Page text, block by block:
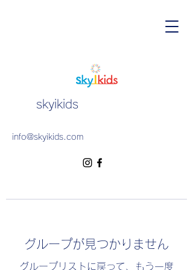
skyikids
info@skyikids.com
グループが見つかりません
グループリストに戻って、もう一度